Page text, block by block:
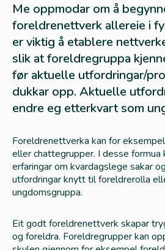
Me oppmodar om å
foreldrenettverk allereie i
er viktig å etablere
slik at foreldregruppa
før aktuelle utfordringar/
dukkar opp. Aktuelle
endre eg etterkvart som
Foreldrenettverka kan for
eller chattegrupper. I desse formua
erfaringar om kvardagslege sakar
utfordringar knytt til foreldrerolla
ungdomsgruppa.
Eit godt foreldrenettverk skapar
og foreldra. Foreldregrupper kan